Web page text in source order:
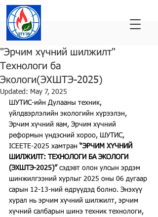
"Эрчим хүчний шилжилт"
Технологи ба
Экологи(ЭХШТЭ-2025)
Updated: May 7, 2025
ШУТИС-ийн Дулааны техник,
үйлдвэрлэлийн экологийн хүрээлэн,
Эрчим хүчний яам, Эрчим хүчний
реформын үндэсний хороо, ШУТИС,
ICEETE-2025 хамтран “ЭРЧИМ ХҮЧНИЙ
ШИЛЖИЛТ: ТЕХНОЛОГИ БА ЭКОЛОГИ
(ЭХШТЭ-2025)” сэдэвт олон улсын эрдэм
шинжилгээний хурлыг 2025 оны 06 дугаар
сарын 12-13-ний өдрүүдэд болно. Энэхүү
хурал нь эрчим хүчний шилжилт, эрчим
хүчний салбарын шинэ техник технологи,